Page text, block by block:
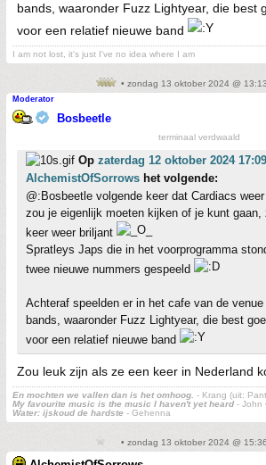
bands, waaronder Fuzz Lightyear, die best
voor een relatief nieuwe band
I am not lost, it's just I've no idea where I am
• zondag 13 oktober 2024 @
Moderator
Bosbeetle
terminaal verdwaald
Op zaterdag 12 oktober 2024 17:09
AlchemistOfSorrows het volgende:
@:Bosbeetle volgende keer dat Cardiacs
zou je eigenlijk moeten kijken of je kunt gaan,
keer weer briljant
Spratleys Japs die in het voorprogramma
twee nieuwe nummers gespeeld
Achteraf speelden er in het cafe van de venue
bands, waaronder Fuzz Lightyear, die best
voor een relatief nieuwe band
Zou leuk zijn als ze een keer in Nederland
En mochten we vallen dan is het omhoog. - Krang (uit:
My favourite music is the music I haven't yet heard - John
Water: ijskoud de hardste - Gehenna
• zondag 13 oktober 2024 @